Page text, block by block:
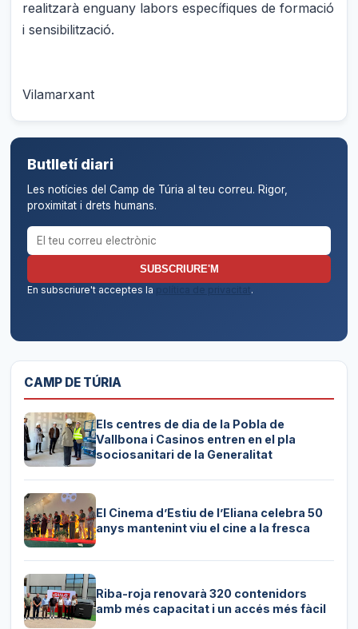
realitzarà enguany labors específiques de formació
i sensibilització.
Vilamarxant
Butlletí diari
Les notícies del Camp de Túria al teu correu. Rigor,
proximitat i drets humans.
Correu electrònic per al butlletí
SUBSCRIURE'M
En subscriure't acceptes la
política de privacitat.
CAMP DE TÚRIA
Els centres de dia de la Pobla de
Vallbona i Casinos entren en el pla
sociosanitari de la Generalitat
El Cinema d’Estiu de l’Eliana celebra 50
anys mantenint viu el cine a la fresca
Riba-roja renovarà 320 contenidors
amb més capacitat i un accés més fàcil